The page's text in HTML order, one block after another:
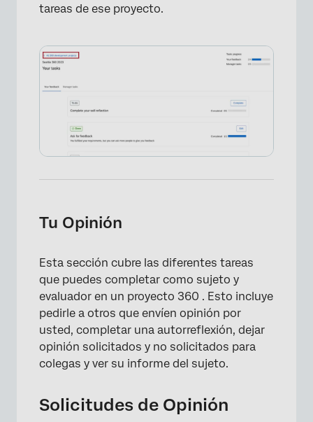
tareas de ese proyecto.
Tu Opinión
Esta sección cubre las diferentes tareas
que puedes completar como sujeto y
evaluador en un proyecto 360 . Esto incluye
pedirle a otros que envíen opinión por
usted, completar una autorreflexión, dejar
opinión solicitados y no solicitados para
colegas y ver su informe del sujeto.
Solicitudes de Opinión